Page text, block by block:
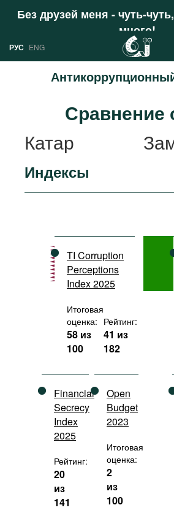
Без друзей меня - чуть-
много!
Поддержать
РУС ENG
Аналитика
Профили
Стран
Ресурсы
Документы
организаций
Фильмы
Подкасты
Книжная полка
Сравнение
Катар
Индексы
TI Corruption
Perceptions
Index 2025
Итоговая
оценка:
58 из
100
Рейтинг:
41 из
182
Financial
Secrecy
Index
2025
Рейтинг:
20
из
141
Open
Budget
2023
Итоговая
оценка:
2
из
100